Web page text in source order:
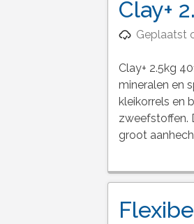
Clay+
Geplaatst
Clay+ 2.5kg
mineralen en
kleikorrels en
zweefstoffen.
groot